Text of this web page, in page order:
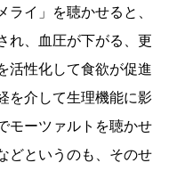
イ」を聴かせると、
れ、血圧が下がる、更
活性化して食欲が促進
を介して生理機能に影
モーツァルトを聴かせ
どというのも、そのせ